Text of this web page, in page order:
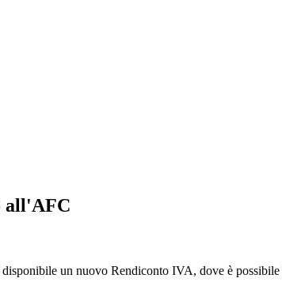
all'AFC
disponibile un nuovo Rendiconto IVA, dove è